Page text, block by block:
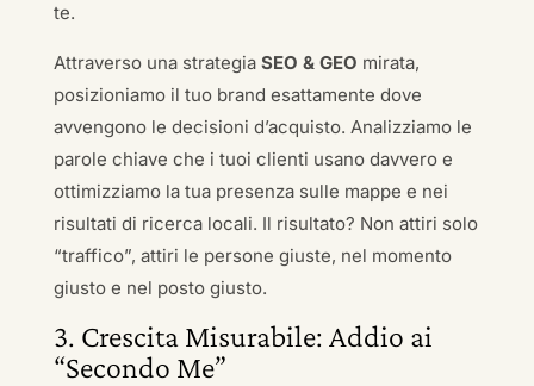
te.
Attraverso una strategia SEO & GEO mirata,
posizioniamo il tuo brand esattamente dove
avvengono le decisioni d’acquisto. Analizziamo le
parole chiave che i tuoi clienti usano davvero e
ottimizziamo la tua presenza sulle mappe e nei
risultati di ricerca locali. Il risultato? Non attiri solo
“traffico”, attiri le persone giuste, nel momento
giusto e nel posto giusto.
3. Crescita Misurabile: Addio ai
“Secondo Me”